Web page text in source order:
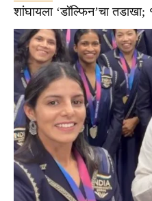
शांघायला ‘डॉल्फिन’चा तडाखा;